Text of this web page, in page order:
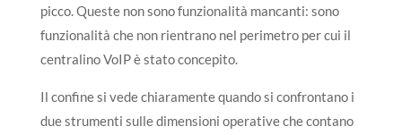
picco. Queste non sono funzionalità mancanti: sono
funzionalità che non rientrano nel perimetro per cui il
centralino VoIP è stato concepito.
Il confine si vede chiaramente quando si confrontano i
due strumenti sulle dimensioni operative che contano